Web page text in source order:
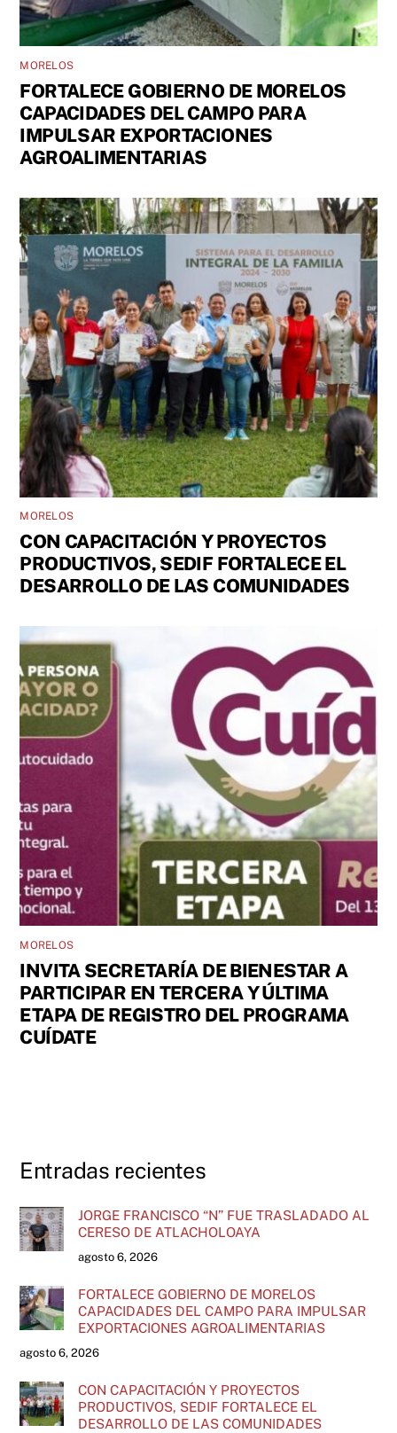
MORELOS
FORTALECE GOBIERNO DE MORELOS
CAPACIDADES DEL CAMPO PARA
IMPULSAR EXPORTACIONES
AGROALIMENTARIAS
MORELOS
CON CAPACITACIÓN Y PROYECTOS
PRODUCTIVOS, SEDIF FORTALECE EL
DESARROLLO DE LAS COMUNIDADES
MORELOS
INVITA SECRETARÍA DE BIENESTAR A
PARTICIPAR EN TERCERA Y ÚLTIMA
ETAPA DE REGISTRO DEL PROGRAMA
CUÍDATE
Entradas recientes
JORGE FRANCISCO “N” FUE TRASLADADO AL
CERESO DE ATLACHOLOAYA
agosto 6, 2026
FORTALECE GOBIERNO DE MORELOS
CAPACIDADES DEL CAMPO PARA IMPULSAR
EXPORTACIONES AGROALIMENTARIAS
agosto 6, 2026
CON CAPACITACIÓN Y PROYECTOS
PRODUCTIVOS, SEDIF FORTALECE EL
DESARROLLO DE LAS COMUNIDADES